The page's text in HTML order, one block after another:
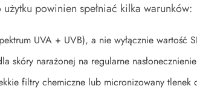
powinien spełniać kilka warunków:
UVA + UVB), a nie wyłącznie wartość
narażonej na regularne
filtry chemiczne lub micronizowany